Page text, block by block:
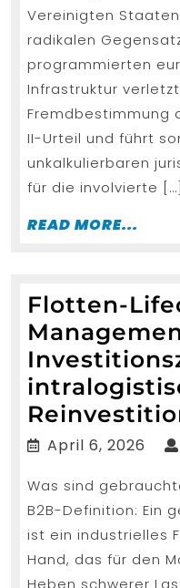
Vereinigten
radikalen
programmierten
Infrastruktur
Fremdbestimmung
II-Urteil und führt
unkalkulierbaren
für die involvierte […]
READ MORE...
Flotten-
April 6, 2026 April
Was sind
B2B-Definition: Ein
ist ein industrielles
Hand, das für den